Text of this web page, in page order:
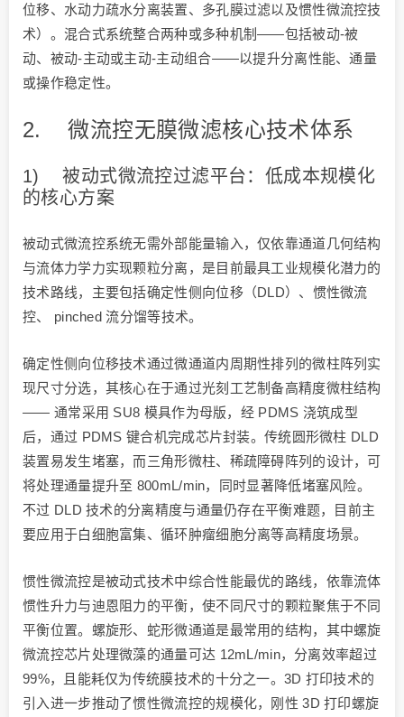
位移、水动力疏水分离装置、多孔膜过滤以及惯性微流控技
术）。混合式系统整合两种或多种机制——包括被动-被
动、被动-主动或主动-主动组合——以提升分离性能、通量
或操作稳定性。
2. 微流控无膜微滤核心技术体系
1) 被动式微流控过滤平台：低成本规模化
的核心方案
被动式微流控系统无需外部能量输入，仅依靠通道几何结构
与流体力学力实现颗粒分离，是目前最具工业规模化潜力的
技术路线，主要包括确定性侧向位移（DLD）、惯性微流
控、 pinched 流分馏等技术。
确定性侧向位移技术通过微通道内周期性排列的微柱阵列实
现尺寸分选，其核心在于通过光刻工艺制备高精度微柱结构
—— 通常采用 SU8 模具作为母版，经 PDMS 浇筑成型
后，通过 PDMS 键合机完成芯片封装。传统圆形微柱 DLD
装置易发生堵塞，而三角形微柱、稀疏障碍阵列的设计，可
将处理通量提升至 800mL/min，同时显著降低堵塞风险。
不过 DLD 技术的分离精度与通量仍存在平衡难题，目前主
要应用于白细胞富集、循环肿瘤细胞分离等高精度场景。
惯性微流控是被动式技术中综合性能最优的路线，依靠流体
惯性升力与迪恩阻力的平衡，使不同尺寸的颗粒聚焦于不同
平衡位置。螺旋形、蛇形微通道是最常用的结构，其中螺旋
微流控芯片处理微藻的通量可达 12mL/min，分离效率超过
99%，且能耗仅为传统膜技术的十分之一。3D 打印技术的
引入进一步推动了惯性微流控的规模化，刚性 3D 打印螺旋